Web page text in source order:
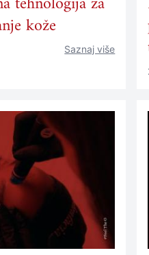
kože
Saznaj više